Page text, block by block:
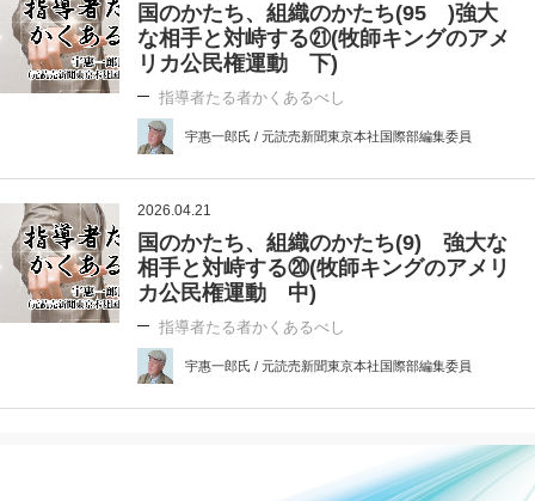
国のかたち、組織のかたち(95 )強大
な相手と対峙する㉑(牧師キングのアメ
リカ公民権運動 下)
指導者たる者かくあるべし
宇惠一郎氏 / 元読売新聞東京本社国際部編集委員
2026.04.21
国のかたち、組織のかたち(9) 強大な
相手と対峙する⑳(牧師キングのアメリ
カ公民権運動 中)
指導者たる者かくあるべし
宇惠一郎氏 / 元読売新聞東京本社国際部編集委員